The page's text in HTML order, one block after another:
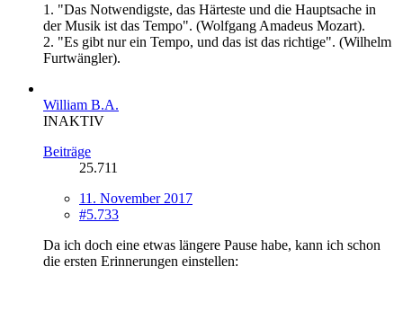
1. "Das Notwendigste, das Härteste und die Hauptsache in
der Musik ist das Tempo". (Wolfgang Amadeus Mozart).
2. "Es gibt nur ein Tempo, und das ist das richtige". (Wilhelm
Furtwängler).
William B.A.
INAKTIV
Beiträge
25.711
11. November 2017
#5.733
Da ich doch eine etwas längere Pause habe, kann ich schon
die ersten Erinnerungen einstellen: